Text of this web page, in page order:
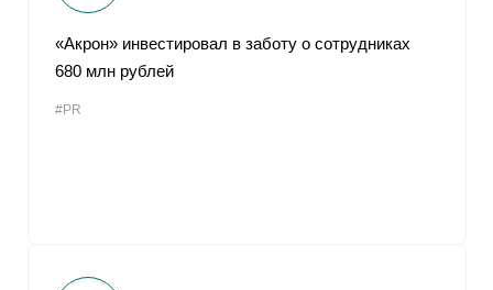
«Акрон» инвестировал в заботу о сотрудниках
680 млн рублей
#PR